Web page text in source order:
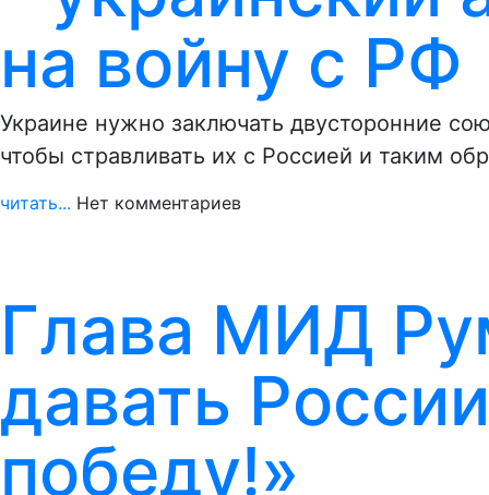
на войну с РФ
Украине нужно заключать двусторонние
чтобы стравливать их с Россией и таким
читать... Нет комментариев
Глава МИД
давать
победу!»